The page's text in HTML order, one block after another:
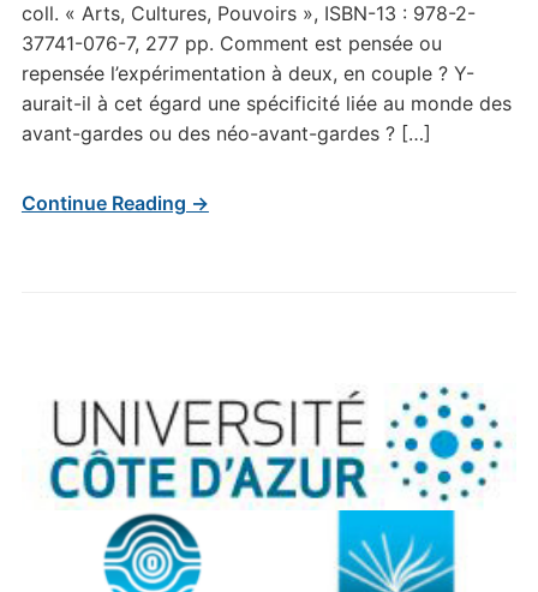
coll. « Arts, Cultures, Pouvoirs », ISBN-13 : 978-2-
37741-076-7, 277 pp. Comment est pensée ou
repensée l’expérimentation à deux, en couple ? Y-
aurait-il à cet égard une spécificité liée au monde des
avant-gardes ou des néo-avant-gardes ? […]
Continue Reading →